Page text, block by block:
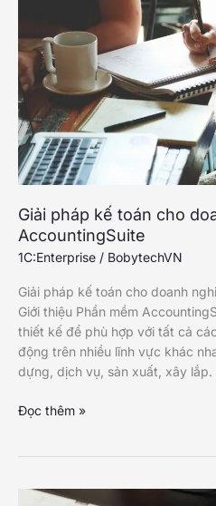
Giải pháp kế toán cho
AccountingSuite
1C:Enterprise / BobytechVN
Giải pháp kế toán cho doanh
Giới thiệu Phần mềm
thiết kế để phù hợp với tất cả
động trên nhiều lĩnh vực khác
dựng, dịch vụ, sản xuất, xây
Giải
cho
Đọc thêm »